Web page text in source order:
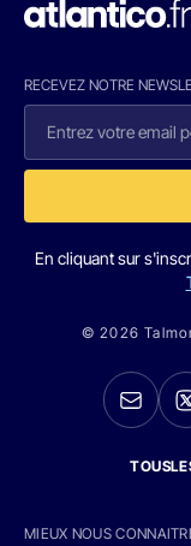
RECEVEZ NOTRE
En cliquant sur
© 2026
MIEUX NOUS